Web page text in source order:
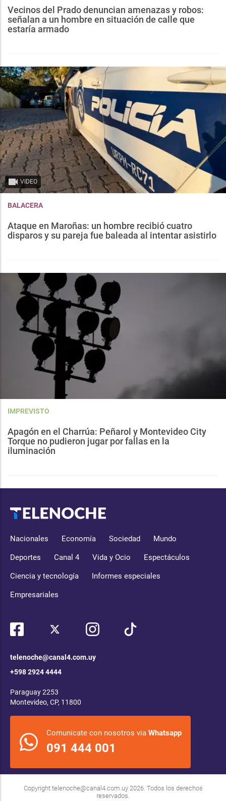
Vecinos del Prado denuncian amenazas y robos:
señalan a un hombre en situación de calle que
estaría armado
VIDEO
BALACERA
Ataque en Maroñas: un hombre recibió cuatro
disparos y su pareja fue baleada al intentar asistirlo
IMPREVISTO
Apagón en el Charrúa: Peñarol y Montevideo City
Torque no pudieron jugar por fallas en la
iluminación
Nacionales Economía Sociedad Mundo
Deportes Canal 4 Vida y Ocio Espectáculos
Ciencia y tecnología Informes especiales
Empresariales
telenoche@canal4.com.uy
+598 2924 4444
Paraguay 2253
Montevideo, CP, 11800
Comunicate con nosotros via Whatsapp
091 444 001
Copyright telenoche@canal4.com.uy2026. Todos los derechos
reservados.